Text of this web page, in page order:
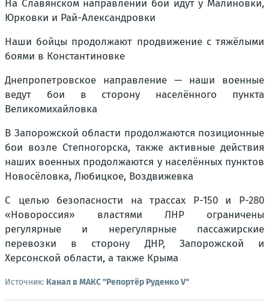
На Славянском направлении бои идут у Малиновки,
Юрковки и Рай-Александровки
Наши бойцы продолжают продвижение с тяжёлыми
боями в Константиновке
Днепропетровское направление — наши военные
ведут бои в сторону населённого пункта
Великомихайловка
В Запорожской области продолжаются позиционные
бои возле Степногорска, также активные действия
наших военных продолжаются у населённых пунктов
Новосёловка, Любицкое, Воздвижевка
С целью безопасности на трассах Р-150 и Р-280
«Новороссия» властями ЛНР ограничены
регулярные и нерегулярные пассажирские
перевозки в сторону ДНР, Запорожской и
Херсонской области, а также Крыма
Источник: Канал в МАКС "Репортёр Руденко V"